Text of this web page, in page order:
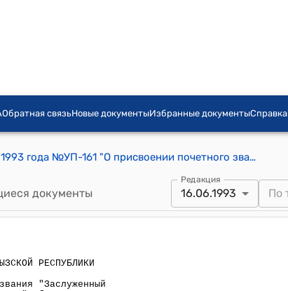
Обратная связьНовые документыИзбранные документыСправка
Указ Президента КР от 16 июня 1993 года №УП-161 "О присвоении почетного звания "Заслуженный врач Кыргызской Республики" Ибраимову С., Турусбековой З.С."
документы
Редакция
16.06.1993